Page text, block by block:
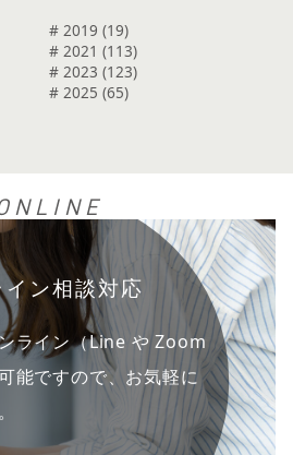
# 2019 (19)
# 2021 (113)
# 2023 (123)
# 2025 (65)
イン相談対応
ライン（Line や Zoom
能ですので、お気軽に